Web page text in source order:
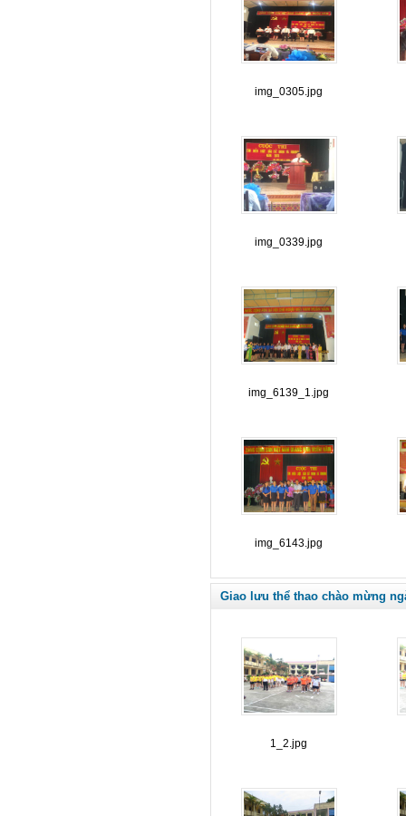
img_0305.jpg
img_0339.jpg
img_6139_1.jpg
img_6143.jpg
Giao lưu thể thao chào mừng
1_2.jpg